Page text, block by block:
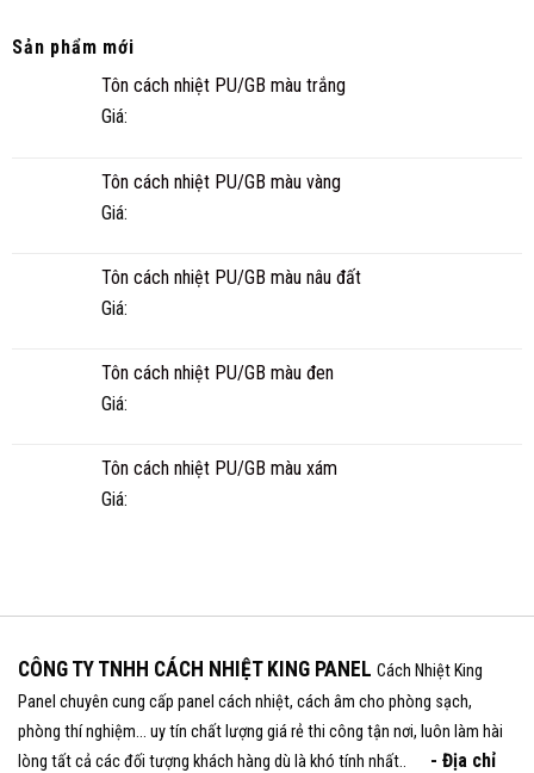
CÀ
KHÔNG?
BAO
Sản phẩm mới
Tôn cách nhiệt PU/GB màu trắng
Giá:
Tôn cách nhiệt PU/GB màu vàng
Giá:
Tôn cách nhiệt PU/GB màu nâu đất
Giá:
Tôn cách nhiệt PU/GB màu đen
Giá:
Tôn cách nhiệt PU/GB màu xám
Giá:
CÔNG TY TNHH CÁCH NHIỆT KING PANEL Cách Nhiệt King
Panel chuyên cung cấp panel cách nhiệt, cách âm cho phòng sạch,
phòng thí nghiệm... uy tín chất lượng giá rẻ thi công tận nơi, luôn làm hài
lòng tất cả các đối tượng khách hàng dù là khó tính nhất..
- Địa chỉ